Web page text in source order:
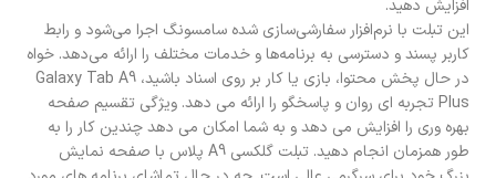
افزایش دهید.
این تبلت با نرم‌افزار سفارشی‌سازی شده سامسونگ اجرا می‌شود و رابط
کاربر پسند و دسترسی به برنامه‌ها و خدمات مختلف را ارائه می‌دهد. خواه
در حال پخش محتوا، بازی یا کار بر روی اسناد باشید، Galaxy Tab A9
Plus تجربه ای روان و پاسخگو را ارائه می دهد. ویژگی تقسیم صفحه
بهره وری را افزایش می دهد و به شما امکان می دهد چندین کار را به
طور همزمان انجام دهید. تبلت گلکسی A9 پلاس با صفحه نمایش